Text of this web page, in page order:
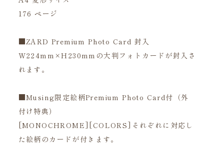
176 ページ
■ZARD Premium Photo Card 封入
W224mm×H230mmの大判フォトカードが封入さ
れます。
■Musing限定絵柄Premium Photo Card付（外
付け特典）
[MONOCHROME][COLORS]それぞれに対応し
た絵柄のカードが付きます。